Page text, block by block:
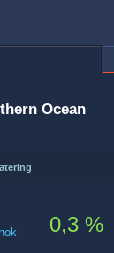
Ocean
nok 0,3 %